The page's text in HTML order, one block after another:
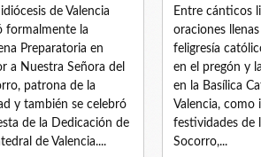
de Valencia
formalmente la
Preparatoria en
a Nuestra Señora del
patrona de la
y también se celebró
de la Dedicación de
de Valencia....
Entre cánticos
oraciones
feligresía
en el pregón y
en la Basílica
Valencia, como
festividades de
Socorro,...